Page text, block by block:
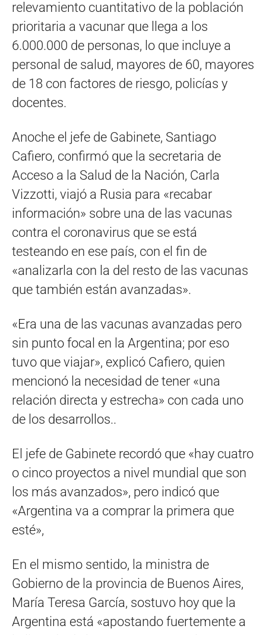
relevamiento cuantitativo de la población
prioritaria a vacunar que llega a los
6.000.000 de personas, lo que incluye a
personal de salud, mayores de 60, mayores
de 18 con factores de riesgo, policías y
docentes.
Anoche el jefe de Gabinete, Santiago
Cafiero, confirmó que la secretaria de
Acceso a la Salud de la Nación, Carla
Vizzotti, viajó a Rusia para «recabar
información» sobre una de las vacunas
contra el coronavirus que se está
testeando en ese país, con el fin de
«analizarla con la del resto de las vacunas
que también están avanzadas».
«Era una de las vacunas avanzadas pero
sin punto focal en la Argentina; por eso
tuvo que viajar», explicó Cafiero, quien
mencionó la necesidad de tener «una
relación directa y estrecha» con cada uno
de los desarrollos..
El jefe de Gabinete recordó que «hay cuatro
o cinco proyectos a nivel mundial que son
los más avanzados», pero indicó que
«Argentina va a comprar la primera que
esté»,
En el mismo sentido, la ministra de
Gobierno de la provincia de Buenos Aires,
María Teresa García, sostuvo hoy que la
Argentina está «apostando fuertemente a